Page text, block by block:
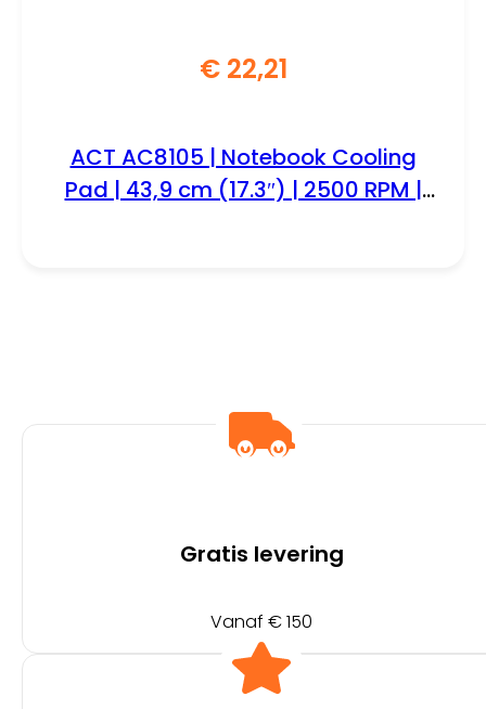
€22,21
ACT AC8105 | Notebook Cooling
Pad | 43,9 cm (17.3″) | 2500 RPM |
Gratis levering
Vanaf € 150